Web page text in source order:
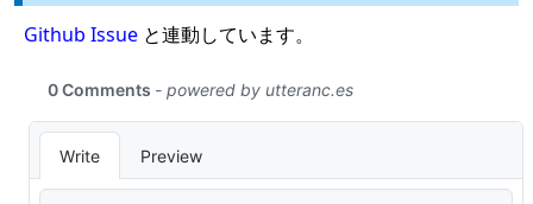
Github Issue と連動しています。